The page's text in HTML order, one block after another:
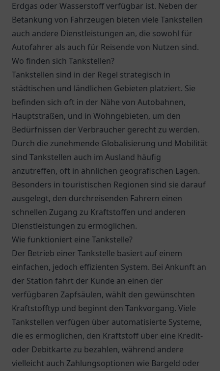
Erdgas oder Wasserstoff verfügbar ist. Neben der
Betankung von Fahrzeugen bieten viele Tankstellen
auch andere Dienstleistungen an, die sowohl für
Autofahrer als auch für Reisende von Nutzen sind.
Wo finden sich Tankstellen?
Tankstellen sind in der Regel strategisch in
städtischen und ländlichen Gebieten platziert. Sie
befinden sich oft in der Nähe von Autobahnen,
Hauptstraßen, und in Wohngebieten, um den
Bedürfnissen der Verbraucher gerecht zu werden.
Durch die zunehmende Globalisierung und Mobilität
sind Tankstellen auch im Ausland häufig
anzutreffen, oft in ähnlichen geografischen Lagen.
Besonders in touristischen Regionen sind sie darauf
ausgelegt, den durchreisenden Fahrern einen
schnellen Zugang zu Kraftstoffen und anderen
Dienstleistungen zu ermöglichen.
Wie funktioniert eine Tankstelle?
Der Betrieb einer Tankstelle basiert auf einem
einfachen, jedoch effizienten System. Bei Ankunft an
der Station fährt der Kunde an einen der
verfügbaren Zapfsäulen, wählt den gewünschten
Kraftstofftyp und beginnt den Tankvorgang. Viele
Tankstellen verfügen über automatisierte Systeme,
die es ermöglichen, den Kraftstoff über eine Kredit-
oder Debitkarte zu bezahlen, während andere
vielleicht auch Zahlungsoptionen wie Bargeld oder